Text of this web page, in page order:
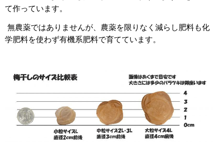
て作っています。
無農薬ではありませんが、農薬を限りなく減らし肥料も化
学肥料を使わず有機系肥料で育てています。